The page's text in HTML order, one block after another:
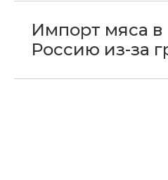
Импорт мяса в
Россию из-за